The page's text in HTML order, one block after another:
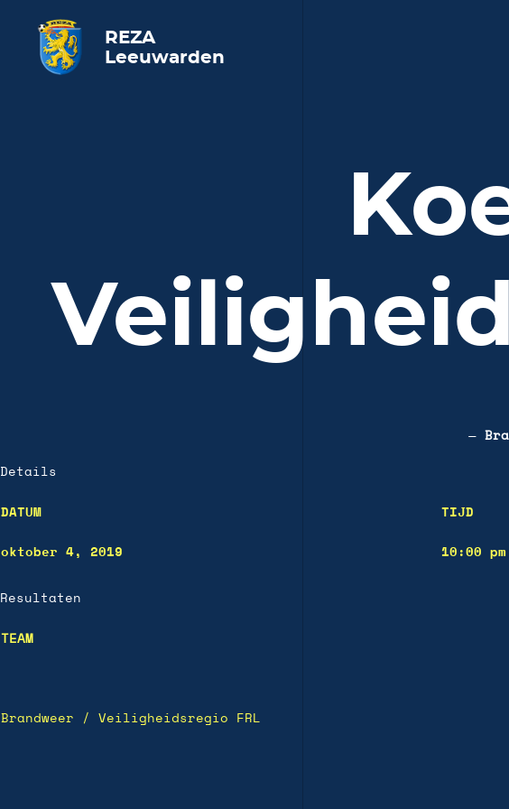
REZA
Leeuwarden
—
Details
DATUM TIJD
oktober 4, 2019 10:00 pm
Resultaten
TEAM
Brandweer / Veiligheidsregio FRL